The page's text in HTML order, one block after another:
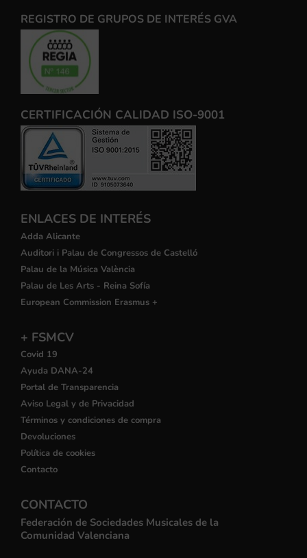
REGISTRO DE GRUPOS DE INTERÉS GVA
CERTIFICACIÓN CALIDAD ISO-9001
ENLACES DE INTERÉS
Adda Alicante
Auditori i Palau de Congressos de Castelló
Palau de la Música València
Palau de Les Arts - Reina Sofía
European Commission Erasmus +
+ FSMCV
Covid 19
Ayuda DANA-24
Portal de Transparencia
Aviso Legal y de Privacidad
Términos y condiciones de compra
Devoluciones
Política de cookies
Contacto
CONTACTO
Federación de Sociedades Musicales de la
Comunidad Valenciana